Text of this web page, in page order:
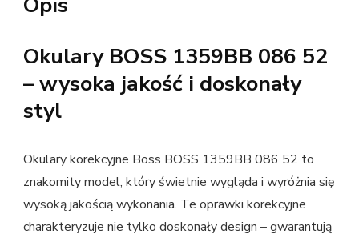
Okulary BOSS 1359BB 086 52
– wysoka jakość i doskonały
styl
Okulary korekcyjne Boss BOSS 1359BB 086 52 to
znakomity model, który świetnie wygląda i wyróżnia się
wysoką jakością wykonania. Te oprawki korekcyjne
charakteryzuje nie tylko doskonały design – gwarantują